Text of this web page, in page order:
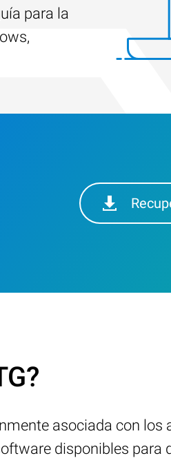
para la
asociada con
disponibles